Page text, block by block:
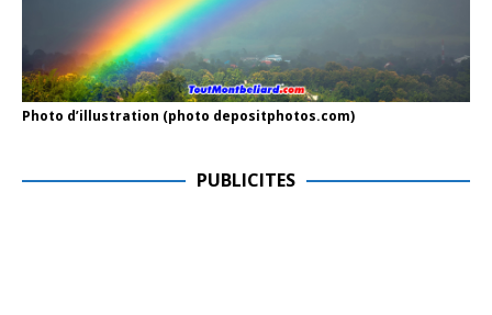
Photo d’illustration (photo depositphotos.com)
PUBLICITES